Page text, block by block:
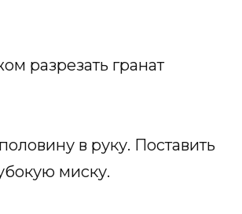
разрезать гранат
в руку. Поставить
миску.